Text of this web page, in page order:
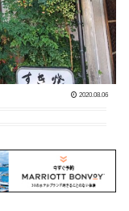
2020.08.06